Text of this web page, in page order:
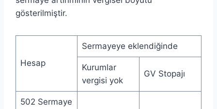
gösterilmiştir.
Hesap
Sermayeye eklendiğinde
Kurumlar
vergisi yok
GV Stopajı
502 Sermaye